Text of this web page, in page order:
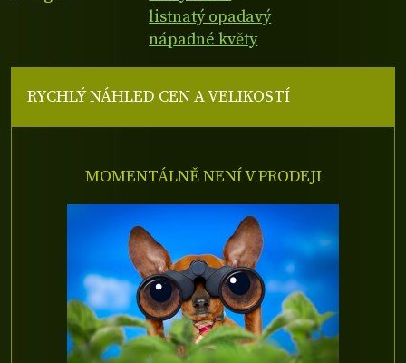
listnatý opadavý
nápadné květy
RYCHLÝ NÁHLED CEN A VELIKOSTÍ
MOMENTÁLNĚ NENÍ V PRODEJI